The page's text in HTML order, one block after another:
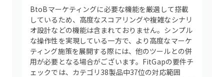
BtoBマーケティングに必要な機能を厳選して搭載
しているため、高度なスコアリングや複雑なシナリ
オ設計などの機能は含まれておりません。シンプル
な操作性を実現している一方で、より高度なマーケ
ティング施策を展開する際には、他のツールとの併
用が必要となる場合がございます。FitGapの要件チ
ェックでは、カテゴリ38製品中37位の対応範囲